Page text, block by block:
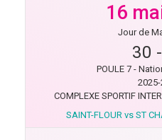
16
Jour de
30 -
POULE 7 -
COMPLEXE SPORTIF
SAINT-FLOUR vs ST